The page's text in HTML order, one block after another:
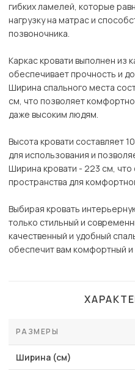
гибких ламелей, которые
нагрузку на матрас и
позвоночника.
Каркас кровати выполнен из
обеспечивает прочность и
Ширина спального места
см, что позволяет
даже высоким людям.
Высота кровати составляет
для использования и
Ширина кровати - 223 см,
пространства для
Выбирая кровать
только стильный и
качественный и удобный
обеспечит вам комфортный и
РАЗМЕРЫ
Ширина (см)